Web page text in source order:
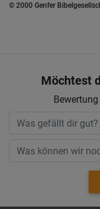
© 2000 Genfer
Möchtest